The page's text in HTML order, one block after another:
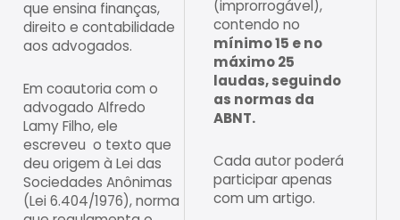
que ensina finanças,
direito e contabilidade
aos advogados.
Em coautoria com o
advogado Alfredo
Lamy Filho, ele
escreveu o texto que
deu origem à Lei das
Sociedades Anônimas
(Lei 6.404/1976), norma
(improrrogável),
contendo no
mínimo 15 e no
máximo 25
laudas, seguindo
as normas da
ABNT.
Cada autor poderá
participar apenas
com um artigo.